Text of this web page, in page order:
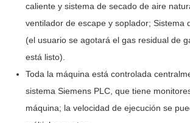
caliente y sistema de secado de aire
ventilador de escape y soplador; Sistema
(el usuario se agotará el gas residual de
está listo).
Toda la máquina está controlada
sistema Siemens PLC, que tiene
máquina; la velocidad de ejecución se